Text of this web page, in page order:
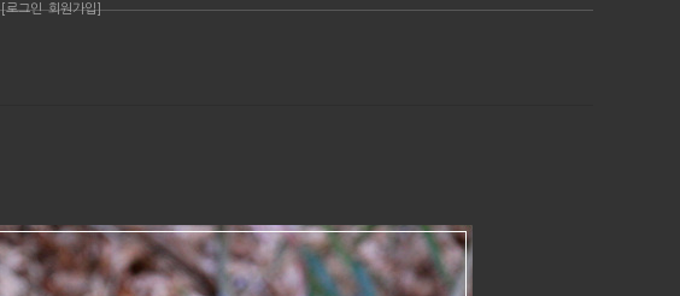
[로그인 회원가입]